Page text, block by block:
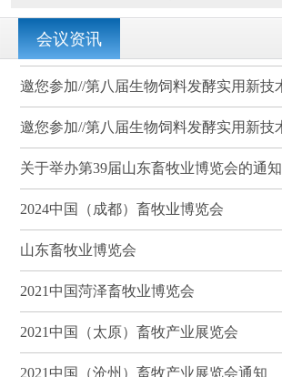
会议资讯
关于举办第39届山东畜牧业博览会的通知
2024中国（成都）畜牧业博览会
山东畜牧业博览会
2021中国菏泽畜牧业博览会
2021中国（太原）畜牧产业展览会
2021中国（沧州）畜牧产业展览会通知